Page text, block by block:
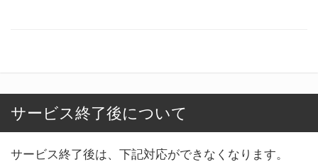
サービス終了後について
サービス終了後は、下記対応ができなくなります。